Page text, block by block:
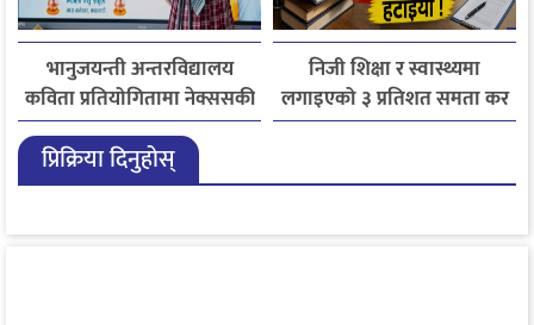
भानुजयन्ती अन्तरविद्यालय
कविता प्रतियोगितामा नेक्ससकी
अञ्जली कार्की तृतीय
निजी शिक्षा र स्वास्थ्यमा
लगाइएको ३ प्रतिशत समता कर
लागू नगर्ने सरकारको निर्णय
प्रिक्रिया दिनुहोस्